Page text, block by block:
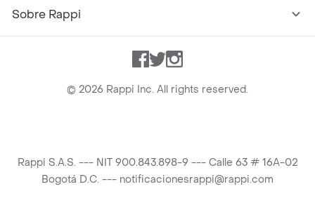
Sobre Rappi
Facebook
TwitterInstagram
© 2026 Rappi Inc. All rights reserved.
Rappi S.A.S. --- NIT 900.843.898-9 --- Calle 63 # 16A-02
Bogotá D.C. --- notificacionesrappi@rappi.com